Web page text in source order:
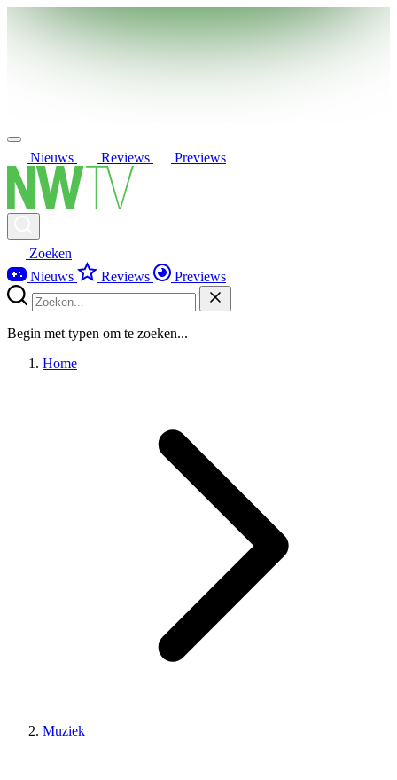
Nieuws Reviews Previews
Zoeken
Nieuws
Reviews Previews
Begin met typen om te zoeken...
Home
Muziek